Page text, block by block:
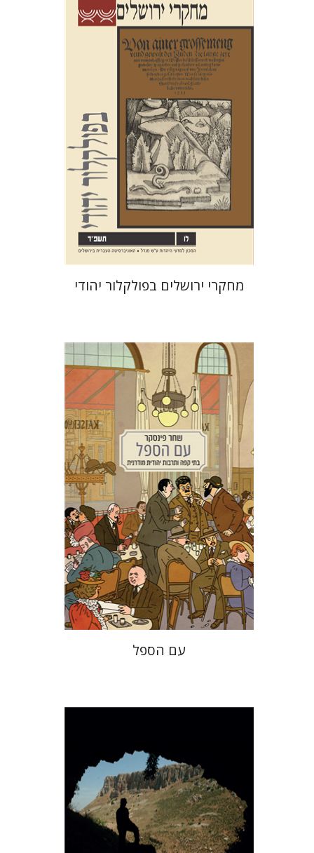
שלום צבר הגר סלמון
חזן-רוקם
הנחת אתר ספר מודפס
מחקרי ירושלים בפולקלור יהודי
שחר פינסקר
מתן קמינר
הנחת אתר ספר מודפס
$42
$38
עם הספל
עמוס פרומקין ינון שבטיאל